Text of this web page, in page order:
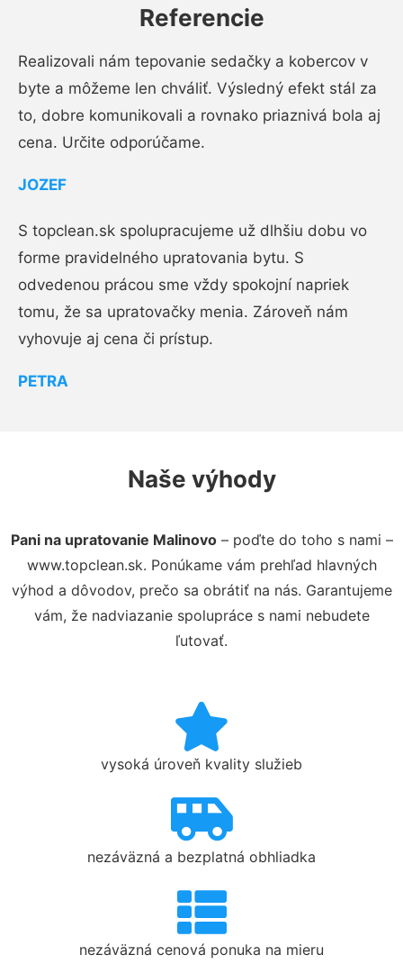
Referencie
Realizovali nám tepovanie sedačky a kobercov v
byte a môžeme len chváliť. Výsledný efekt stál za
to, dobre komunikovali a rovnako priaznivá bola aj
cena. Určite odporúčame.
JOZEF
S topclean.sk spolupracujeme už dlhšiu dobu vo
forme pravidelného upratovania bytu. S
odvedenou prácou sme vždy spokojní napriek
tomu, že sa upratovačky menia. Zároveň nám
vyhovuje aj cena či prístup.
PETRA
Naše výhody
Pani na upratovanie Malinovo– poďte do toho s nami –
www.topclean.sk. Ponúkame vám prehľad hlavných
výhod a dôvodov, prečo sa obrátiť na nás. Garantujeme
vám, že nadviazanie spolupráce s nami nebudete
ľutovať.
vysoká úroveň kvality služieb
nezáväzná a bezplatná obhliadka
nezáväzná cenová ponuka na mieru